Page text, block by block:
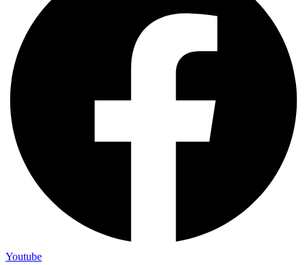
Youtube